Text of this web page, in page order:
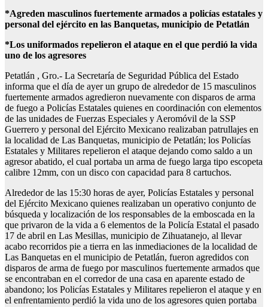
*Agreden masculinos fuertemente armados a policías estatales y
personal del ejército en las Banquetas, municipio de Petatlán
*Los uniformados repelieron el ataque en el que perdió la vida
uno de los agresores
Petatlán , Gro.- La Secretaría de Seguridad Pública del Estado
informa que el día de ayer un grupo de alrededor de 15 masculinos
fuertemente armados agredieron nuevamente con disparos de arma
de fuego a Policías Estatales quienes en coordinación con elementos
de las unidades de Fuerzas Especiales y Aeromóvil de la SSP
Guerrero y personal del Ejército Mexicano realizaban patrullajes en
la localidad de Las Banquetas, municipio de Petatlán; los Policías
Estatales y Militares repelieron el ataque dejando como saldo a un
agresor abatido, el cual portaba un arma de fuego larga tipo escopeta
calibre 12mm, con un disco con capacidad para 8 cartuchos.
Alrededor de las 15:30 horas de ayer, Policías Estatales y personal
del Ejército Mexicano quienes realizaban un operativo conjunto de
búsqueda y localización de los responsables de la emboscada en la
que privaron de la vida a 6 elementos de la Policía Estatal el pasado
17 de abril en Las Mesillas, municipio de Zihuatanejo, al llevar
acabo recorridos pie a tierra en las inmediaciones de la localidad de
Las Banquetas en el municipio de Petatlán, fueron agredidos con
disparos de arma de fuego por masculinos fuertemente armados que
se encontraban en el corredor de una casa en aparente estado de
abandono; los Policías Estatales y Militares repelieron el ataque y en
el enfrentamiento perdió la vida uno de los agresores quien portaba